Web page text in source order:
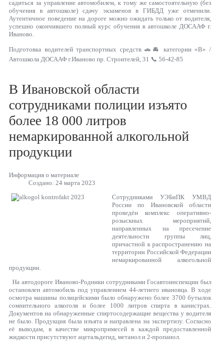
садиться за управление автомобилем, к тому же самостоятельную (без
обучения в автошколе) сдачу экзаменов в ГИБДД уже отменили.
Аутентичное поведение на дороге можно ожидать только от водителя,
успешно окончившего полный курс обучения в автошколе ДОСААФ г.
Иваново.
Подготовка водителей транспортных средств 🚗🚘 категории «В» /
Автошкола ДОСААФ г.Иваново пр. Строителей, 31 📞 56-42-85
В Ивановской области
сотрудниками полиции изъято
более 18 000 литров
немаркированной алкогольной
продукции
Информация о материале
Создано: 24 марта 2023
Сотрудниками УЭБиПК УМВД
России по Ивановской области
проведён комплекс оперативно-
розыскных мероприятий,
направленных на пресечение
деятельности группы лиц,
причастной к распространению на
территории Российской Федерации
немаркированной алкогольной
продукции.
На автодороге Иваново-Родники сотрудниками Госавтоинспекции был
остановлен автомобиль под управлением 44-летнего ивановца. В ходе
осмотра машины полицейскими было обнаружено более 3700 бутылок
сомнительного алкоголя и более 1000 литров спирта в канистрах.
Документов на обнаруженные спиртосодержащие вещества у водителя
не было. Продукция была изъята и направлена на экспертизу. Согласно
её выводам, в качестве микропримесей в каждой предоставленной
жидкости присутствуют ацетальдегид, метанол и 2-пропанол.